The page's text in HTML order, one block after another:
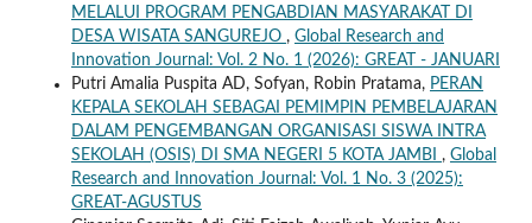
MELALUI PROGRAM PENGABDIAN MASYARAKAT DI
DESA WISATA SANGUREJO , Global Research and
Innovation Journal: Vol. 2 No. 1 (2026): GREAT - JANUARI
Putri Amalia Puspita AD, Sofyan, Robin Pratama, PERAN
KEPALA SEKOLAH SEBAGAI PEMIMPIN PEMBELAJARAN
DALAM PENGEMBANGAN ORGANISASI SISWA INTRA
SEKOLAH (OSIS) DI SMA NEGERI 5 KOTA JAMBI , Global
Research and Innovation Journal: Vol. 1 No. 3 (2025):
GREAT-AGUSTUS